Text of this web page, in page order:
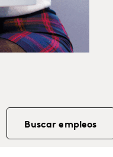
Buscar empleos